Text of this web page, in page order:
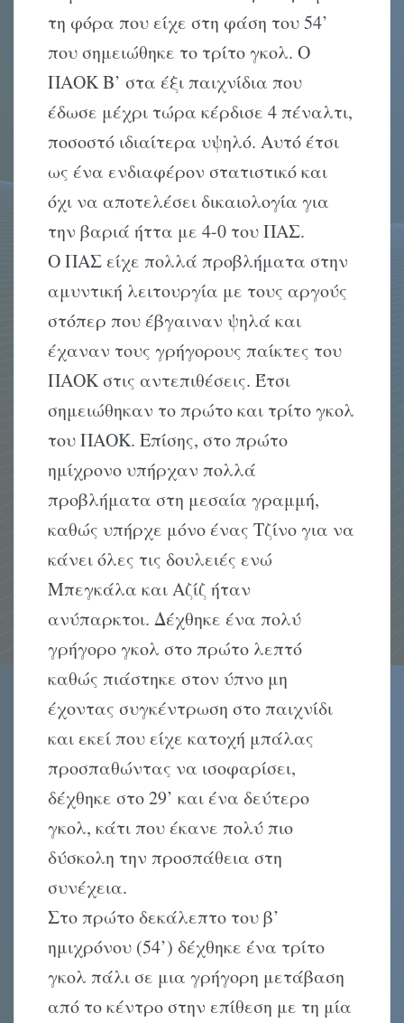
τη φόρα που είχε στη φάση του 54’
που σημειώθηκε το τρίτο γκολ. Ο
ΠΑΟΚ Β’ στα έξι παιχνίδια που
έδωσε μέχρι τώρα κέρδισε 4 πέναλτι,
ποσοστό ιδιαίτερα υψηλό. Αυτό έτσι
ως ένα ενδιαφέρον στατιστικό και
όχι να αποτελέσει δικαιολογία για
την βαριά ήττα με 4-0 του ΠΑΣ.
Ο ΠΑΣ είχε πολλά προβλήματα στην
αμυντική λειτουργία με τους αργούς
στόπερ που έβγαιναν ψηλά και
έχαναν τους γρήγορους παίκτες του
ΠΑΟΚ στις αντεπιθέσεις. Έτσι
σημειώθηκαν το πρώτο και τρίτο γκολ
του ΠΑΟΚ. Επίσης, στο πρώτο
ημίχρονο υπήρχαν πολλά
προβλήματα στη μεσαία γραμμή,
καθώς υπήρχε μόνο ένας Τζίνο για να
κάνει όλες τις δουλειές ενώ
Μπεγκάλα και Αζίζ ήταν
ανύπαρκτοι. Δέχθηκε ένα πολύ
γρήγορο γκολ στο πρώτο λεπτό
καθώς πιάστηκε στον ύπνο μη
έχοντας συγκέντρωση στο παιχνίδι
και εκεί που είχε κατοχή μπάλας
προσπαθώντας να ισοφαρίσει,
δέχθηκε στο 29’ και ένα δεύτερο
γκολ, κάτι που έκανε πολύ πιο
δύσκολη την προσπάθεια στη
συνέχεια.
Στο πρώτο δεκάλεπτο του β’
ημιχρόνου (54’) δέχθηκε ένα τρίτο
γκολ πάλι σε μια γρήγορη μετάβαση
από το κέντρο στην επίθεση με τη μία